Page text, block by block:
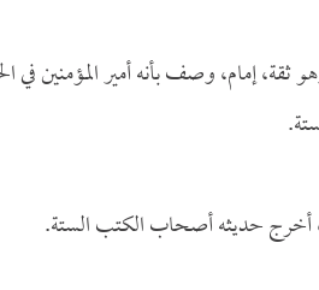
ثقة، إمام، وصف بأنه أمير المؤمنين
أخرج حديثه أصحاب الكتب الستة.